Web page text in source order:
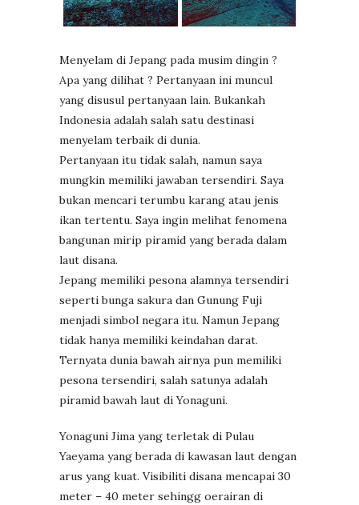
Menyelam di Jepang pada musim dingin ?
Apa yang dilihat ? Pertanyaan ini muncul
yang disusul pertanyaan lain. Bukankah
Indonesia adalah salah satu destinasi
menyelam terbaik di dunia.
Pertanyaan itu tidak salah, namun saya
mungkin memiliki jawaban tersendiri. Saya
bukan mencari terumbu karang atau jenis
ikan tertentu. Saya ingin melihat fenomena
bangunan mirip piramid yang berada dalam
laut disana.
Jepang memiliki pesona alamnya tersendiri
seperti bunga sakura dan Gunung Fuji
menjadi simbol negara itu. Namun Jepang
tidak hanya memiliki keindahan darat.
Ternyata dunia bawah airnya pun memiliki
pesona tersendiri, salah satunya adalah
piramid bawah laut di Yonaguni.
Yonaguni Jima yang terletak di Pulau
Yaeyama yang berada di kawasan laut dengan
arus yang kuat. Visibiliti disana mencapai 30
meter – 40 meter sehingg oerairan di